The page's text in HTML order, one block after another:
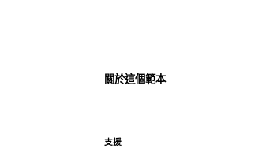
關於這個範本
支援